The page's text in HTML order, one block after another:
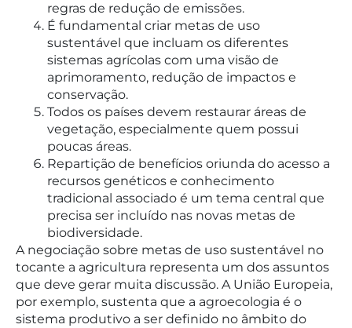
regras de redução de emissões.
É fundamental criar metas de uso
sustentável que incluam os diferentes
sistemas agrícolas com uma visão de
aprimoramento, redução de impactos e
conservação.
Todos os países devem restaurar áreas de
vegetação, especialmente quem possui
poucas áreas.
Repartição de benefícios oriunda do acesso a
recursos genéticos e conhecimento
tradicional associado é um tema central que
precisa ser incluído nas novas metas de
biodiversidade.
A negociação sobre metas de uso sustentável no
tocante a agricultura representa um dos assuntos
que deve gerar muita discussão. A União Europeia,
por exemplo, sustenta que a agroecologia é o
sistema produtivo a ser definido no âmbito do